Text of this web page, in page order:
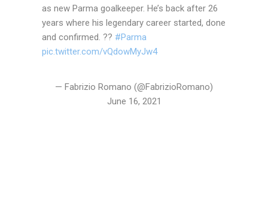
as new Parma goalkeeper. He’s back after 26
years where his legendary career started, done
and confirmed. ?? #Parma
pic.twitter.com/vQdowMyJw4
— Fabrizio Romano (@FabrizioRomano)
June 16, 2021